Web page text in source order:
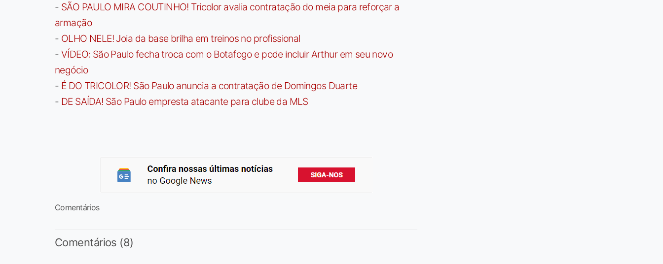
- SÃO PAULO MIRA COUTINHO! Tricolor avalia contratação do meia para reforçar a
armação
- OLHO NELE! Joia da base brilha em treinos no profissional
- VÍDEO: São Paulo fecha troca com o Botafogo e pode incluir Arthur em seu novo
negócio
- É DO TRICOLOR! São Paulo anuncia a contratação de Domingos Duarte
- DE SAÍDA! São Paulo empresta atacante para clube da MLS
Comentários
Comentários (8)